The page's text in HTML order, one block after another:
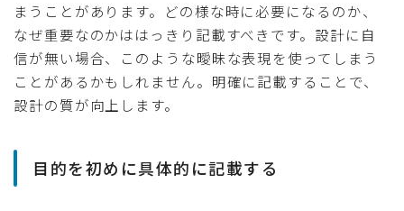
まうことがあります。どの様な時に必要になるのか、
なぜ重要なのかははっきり記載すべきです。設計に自
信が無い場合、このような曖昧な表現を使ってしまう
ことがあるかもしれません。明確に記載することで、
設計の質が向上します。
目的を初めに具体的に記載する